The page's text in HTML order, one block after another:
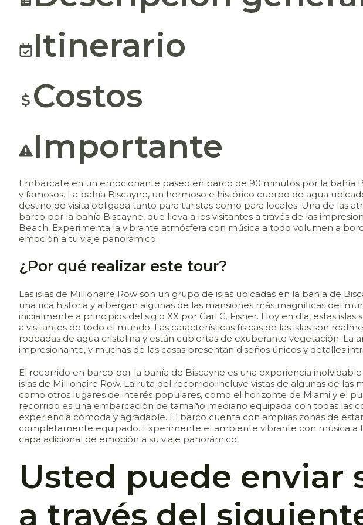
Itinerario
Costos
Importante
Embárcate en un emocionante paseo en barco de 90 minutos por la bahía
y famosos. La bahía Biscayne, un hermoso e histórico cuerpo de agua
destino de visita obligada tanto para turistas como para locales. Una de las
barco por la bahía Biscayne, que lleva a los visitantes a través de las
Beach. Experimenta la vibrante atmósfera con música a todo volumen a
emoción a tu viaje panorámico.
¿Por qué realizar este tour?
Las islas de Millionaire Row son un grupo de islas ubicadas en la bahía de
una rica historia y albergan algunas de las mansiones más magníficas del
inicialmente a principios del siglo XX por Carl G. Fisher. Hoy en día, estas
a visitantes de todo el mundo. Las características físicas de las islas son
rodeadas de agua cristalina y están cubiertas de exuberante vegetación. La
impresionante, y muchas de las casas presentan diseños únicos y detalles
El recorrido en barco por la bahía de Biscayne es una experiencia
islas de Millionaire Row. La ruta del recorrido incluye vistas de algunas de las
como otros lugares de interés populares, como el horizonte de Miami y el
recorrido es una embarcación de tamaño mediano equipada con todas las
experiencia cómoda y agradable. El barco cuenta con amplias zonas de
completamente equipado. Experimente el ambiente vibrante con música a
capa adicional de emoción a su viaje panorámico.
Usted puede enviar
a través del